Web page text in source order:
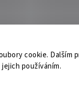
cookie. Dalším
používáním.